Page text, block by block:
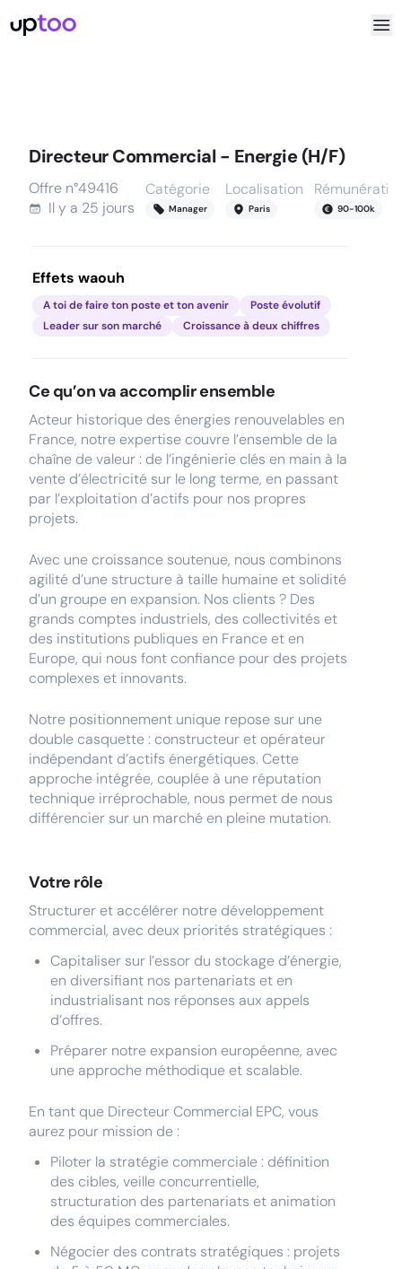
Directeur Commercial - Energie (H/F)
Offre n°49416
Il y a 25 jours
Catégorie
Manager
Localisation
Paris 90-100k
Effets waouh
A toi de faire ton poste et ton avenir
Poste évolutif
Leader sur son marché
Croissance à deux chiffres
Ce qu’on va accomplir ensemble
Acteur historique des énergies renouvelables en
France, notre expertise couvre l’ensemble de la
chaîne de valeur : de l’ingénierie clés en main à la
vente d’électricité sur le long terme, en passant
par l’exploitation d’actifs pour nos propres
projets.
Avec une croissance soutenue, nous combinons
agilité d’une structure à taille humaine et solidité
d’un groupe en expansion. Nos clients ? Des
grands comptes industriels, des collectivités et
des institutions publiques en France et en
Europe, qui nous font confiance pour des projets
complexes et innovants.
Notre positionnement unique repose sur une
double casquette : constructeur et opérateur
indépendant d’actifs énergétiques. Cette
approche intégrée, couplée à une réputation
technique irréprochable, nous permet de nous
différencier sur un marché en pleine mutation.
Votre rôle
Structurer et accélérer notre développement
commercial, avec deux priorités stratégiques :
Capitaliser sur l’essor du stockage d’énergie,
en diversifiant nos partenariats et en
industrialisant nos réponses aux appels
d’offres.
Préparer notre expansion européenne, avec
une approche méthodique et scalable.
En tant que Directeur Commercial EPC, vous
aurez pour mission de :
Piloter la stratégie commerciale : définition
des cibles, veille concurrentielle,
structuration des partenariats et animation
des équipes commerciales.
Négocier des contrats stratégiques : projets